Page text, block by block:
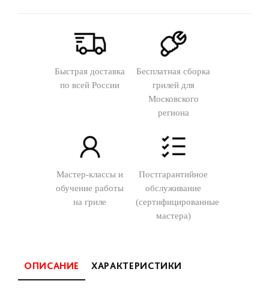
Быстрая доставка
по всей России
Бесплатная сборка
грилей для
Московского
региона
Мастер-классы и
обучение работы
на гриле
Постгарантийное
обслуживание
(сертифицированные
мастера)
ОПИСАНИЕ ХАРАКТЕРИСТИКИ